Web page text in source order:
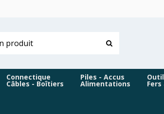
Connectique
Câbles - Boîtiers
Piles - Accus
Alimentations